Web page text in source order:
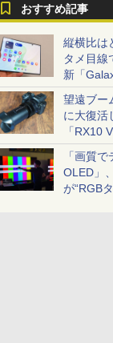
おすすめ記事
縦横比は
タメ目線
新「
望遠ブー
に大復活
「RX10 V
「画質
OLED」
が“RGB